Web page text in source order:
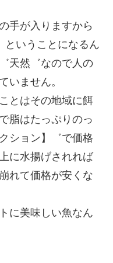
手が入りますから
ということになるん
天然゛なので人の
いません。
とはその地域に餌
脂はたっぷりのっ
ション】゛で価格
に水揚げされれば
れて価格が安くな
に美味しい魚なん